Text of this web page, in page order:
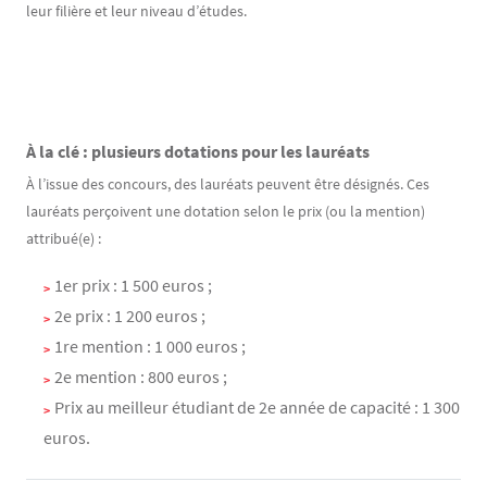
leur filière et leur niveau d’études.
Texte
À la clé : plusieurs dotations pour les lauréats
À l’issue des concours, des lauréats peuvent être désignés. Ces
lauréats perçoivent une dotation selon le prix (ou la mention)
attribué(e) :
1er prix : 1 500 euros ;
2e prix : 1 200 euros ;
1re mention : 1 000 euros ;
2e mention : 800 euros ;
Prix au meilleur étudiant de 2e année de capacité : 1 300
euros.